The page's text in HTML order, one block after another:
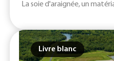
La soie d'araignée, un
Livre blanc